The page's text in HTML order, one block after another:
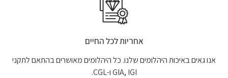
אחריות לכל החיים
אנו גאים באיכות היהלומים שלנו. כל היהלומים מאושרים בהתאם לתקני
GIA, IGI ו-CGL.